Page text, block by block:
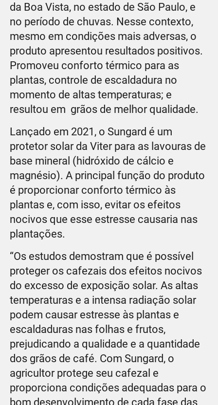
da Boa Vista, no estado de São Paulo, e
no período de chuvas. Nesse contexto,
mesmo em condições mais adversas, o
produto apresentou resultados positivos.
Promoveu conforto térmico para as
plantas, controle de escaldadura no
momento de altas temperaturas; e
resultou em grãos de melhor qualidade.
Lançado em 2021, o Sungard é um
protetor solar da Viter para as lavouras de
base mineral (hidróxido de cálcio e
magnésio). A principal função do produto
é proporcionar conforto térmico às
plantas e, com isso, evitar os efeitos
nocivos que esse estresse causaria nas
plantações.
“Os estudos demostram que é possível
proteger os cafezais dos efeitos nocivos
do excesso de exposição solar. As altas
temperaturas e a intensa radiação solar
podem causar estresse às plantas e
escaldaduras nas folhas e frutos,
prejudicando a qualidade e a quantidade
dos grãos de café. Com Sungard, o
agricultor protege seu cafezal e
proporciona condições adequadas para o
bom desenvolvimento de cada fase das